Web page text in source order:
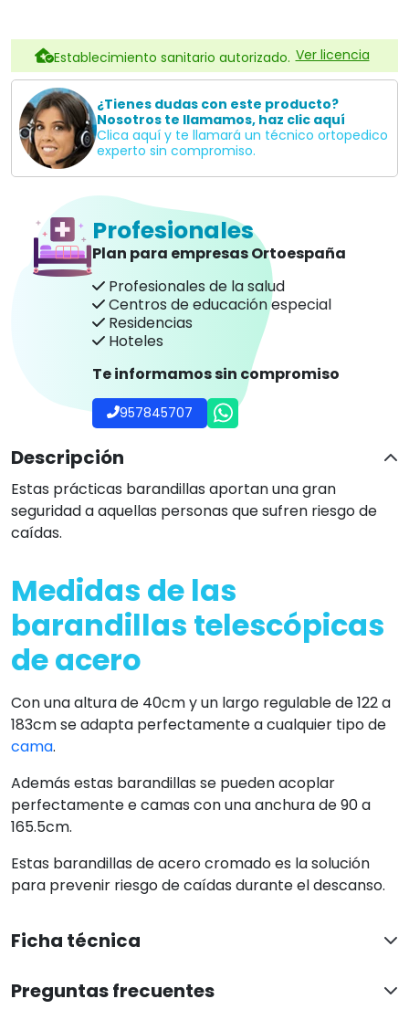
Establecimiento sanitario autorizado. Ver licencia
¿Tienes dudas con este producto?
Nosotros te llamamos, haz clic aquí
Clica aquí y te llamará un técnico ortopedico
experto sin compromiso.
Profesionales
Plan para empresas Ortoespaña
Profesionales de la salud
Centros de educación especial
Residencias
Hoteles
Te informamos sin compromiso
957845707
Descripción
Estas prácticas barandillas aportan una gran
seguridad a aquellas personas que sufren riesgo de
caídas.
Medidas de las
barandillas telescópicas
de acero
Con una altura de 40cm y un largo regulable de 122 a
183cm se adapta perfectamente a cualquier tipo de
cama.
Además estas barandillas se pueden acoplar
perfectamente e camas con una anchura de 90 a
165.5cm.
Estas barandillas de acero cromado es la solución
para prevenir riesgo de caídas durante el descanso.
Ficha técnica
Preguntas frecuentes